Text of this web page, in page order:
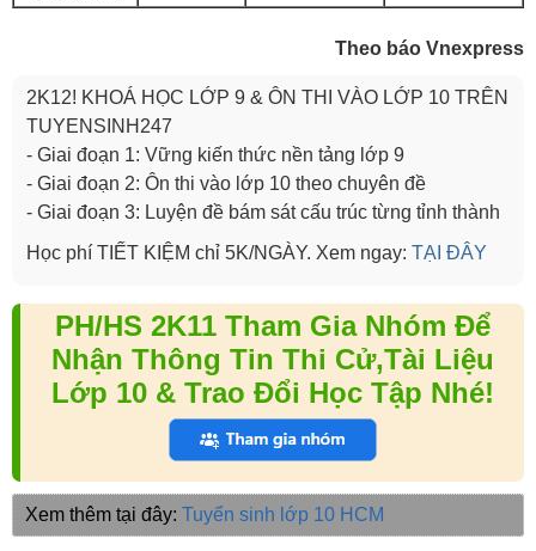
Theo báo Vnexpress
2K12! KHOÁ HỌC LỚP 9 & ÔN THI VÀO LỚP 10 TRÊN
TUYENSINH247
- Giai đoạn 1: Vững kiến thức nền tảng lớp 9
- Giai đoạn 2: Ôn thi vào lớp 10 theo chuyên đề
- Giai đoạn 3: Luyện đề bám sát cấu trúc từng tỉnh thành
Học phí TIẾT KIỆM chỉ 5K/NGÀY. Xem ngay: TẠI ĐÂY
PH/HS 2K11 Tham Gia Nhóm Để
Nhận Thông Tin Thi Cử,Tài Liệu
Lớp 10 & Trao Đổi Học Tập Nhé!
Xem thêm tại đây: Tuyển sinh lớp 10 HCM